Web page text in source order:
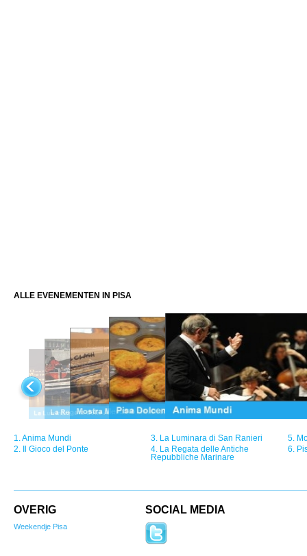
ALLE EVENEMENTEN IN PISA
1.Anima Mundi
2.
Il Gioco del Ponte
3. La Luminara di San Ranieri
4. La Regata delle Antiche
Repubbliche Marinare
5.
6.
OVERIG
Weekendje Pisa
SOCIAL MEDIA